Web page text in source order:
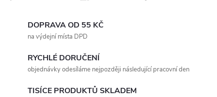
DOPRAVA OD 55 KČ
na výdejní místa DPD
RYCHLÉ DORUČENÍ
objednávky odesíláme nejpozději následující pracovní den
TISÍCE PRODUKTŮ SKLADEM